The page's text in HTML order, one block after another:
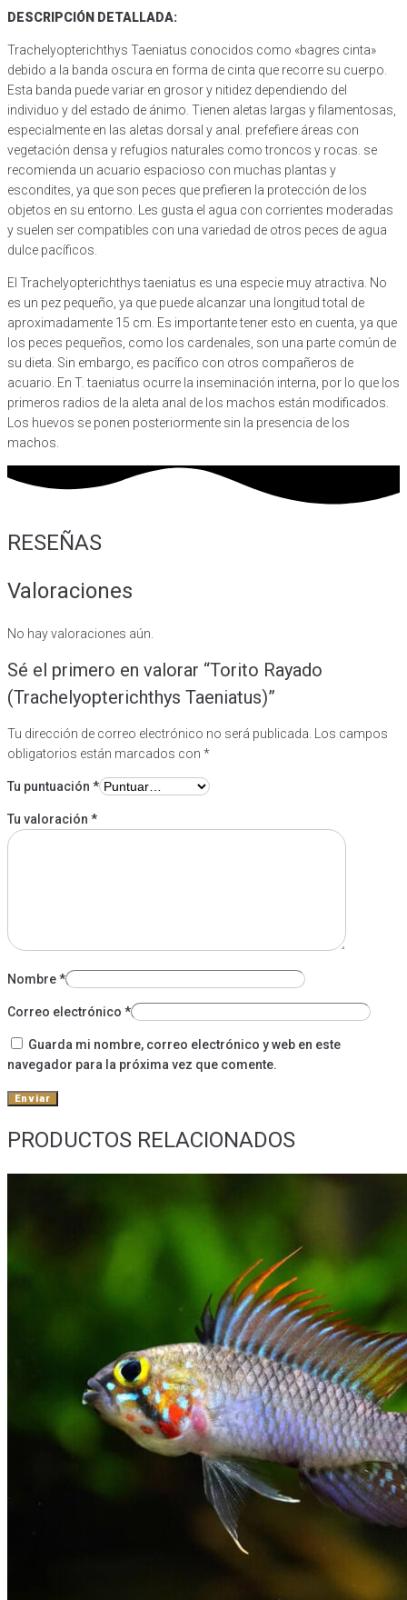
Taeniatus)
cantidad
DESCRIPCIÓN DETALLADA:
Trachelyopterichthys Taeniatus conocidos como «bagres cinta»
debido a la banda oscura en forma de cinta que recorre su cuerpo.
Esta banda puede variar en grosor y nitidez dependiendo del
individuo y del estado de ánimo. Tienen aletas largas y filamentosas,
especialmente en las aletas dorsal y anal. prefefiere áreas con
vegetación densa y refugios naturales como troncos y rocas. se
recomienda un acuario espacioso con muchas plantas y
escondites, ya que son peces que prefieren la protección de los
objetos en su entorno. Les gusta el agua con corrientes moderadas
y suelen ser compatibles con una variedad de otros peces de agua
dulce pacíficos.
El Trachelyopterichthys taeniatus es una especie muy atractiva. No
es un pez pequeño, ya que puede alcanzar una longitud total de
aproximadamente 15 cm. Es importante tener esto en cuenta, ya que
los peces pequeños, como los cardenales, son una parte común de
su dieta. Sin embargo, es pacífico con otros compañeros de
acuario. En T. taeniatus ocurre la inseminación interna, por lo que los
primeros radios de la aleta anal de los machos están modificados.
Los huevos se ponen posteriormente sin la presencia de los
machos.
RESEÑAS
Valoraciones
No hay valoraciones aún.
Sé el primero en valorar “Torito Rayado
(Trachelyopterichthys Taeniatus)”
Tu dirección de correo electrónico no será publicada. Los campos
obligatorios están marcados con *
Tu puntuación *
Tu valoración *
Nombre*
Correo electrónico *
Guarda mi nombre, correo electrónico y web en este
navegador para la próxima vez que comente.
PRODUCTOS RELACIONADOS